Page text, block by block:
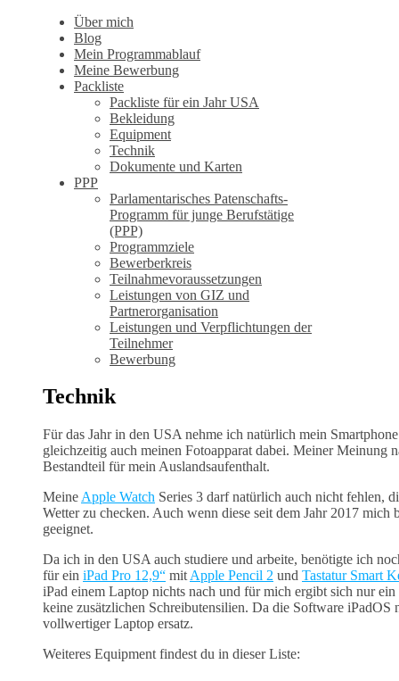
Über mich
Blog
Mein Programmablauf
Meine Bewerbung
Packliste
Packliste für ein Jahr USA
Bekleidung
Equipment
Technik
Dokumente und Karten
PPP
Parlamentarisches Patenschafts-
Programm für junge Berufstätige
(PPP)
Programmziele
Bewerberkreis
Teilnahmevoraussetzungen
Leistungen von GIZ und
Partnerorganisation
Leistungen und Verpflichtungen der
Teilnehmer
Bewerbung
Technik
Für das Jahr in den USA nehme ich natürlich mein
gleichzeitig auch meinen Fotoapparat dabei. Meiner Meinung
Bestandteil für mein Auslandsaufenthalt.
Meine Apple Watch Series 3 darf natürlich auch nicht fehlen,
Wetter zu checken. Auch wenn diese seit dem Jahr 2017
geeignet.
Da ich in den USA auch studiere und arbeite, benötigte ich
für ein iPad Pro 12,9“ mit Apple Pencil 2 und Tastatur Smart
iPad einem Laptop nichts nach und für mich ergibt sich nur
keine zusätzlichen Schreibutensilien. Da die Software
vollwertiger Laptop ersatz.
Weiteres Equipment findest du in dieser Liste: